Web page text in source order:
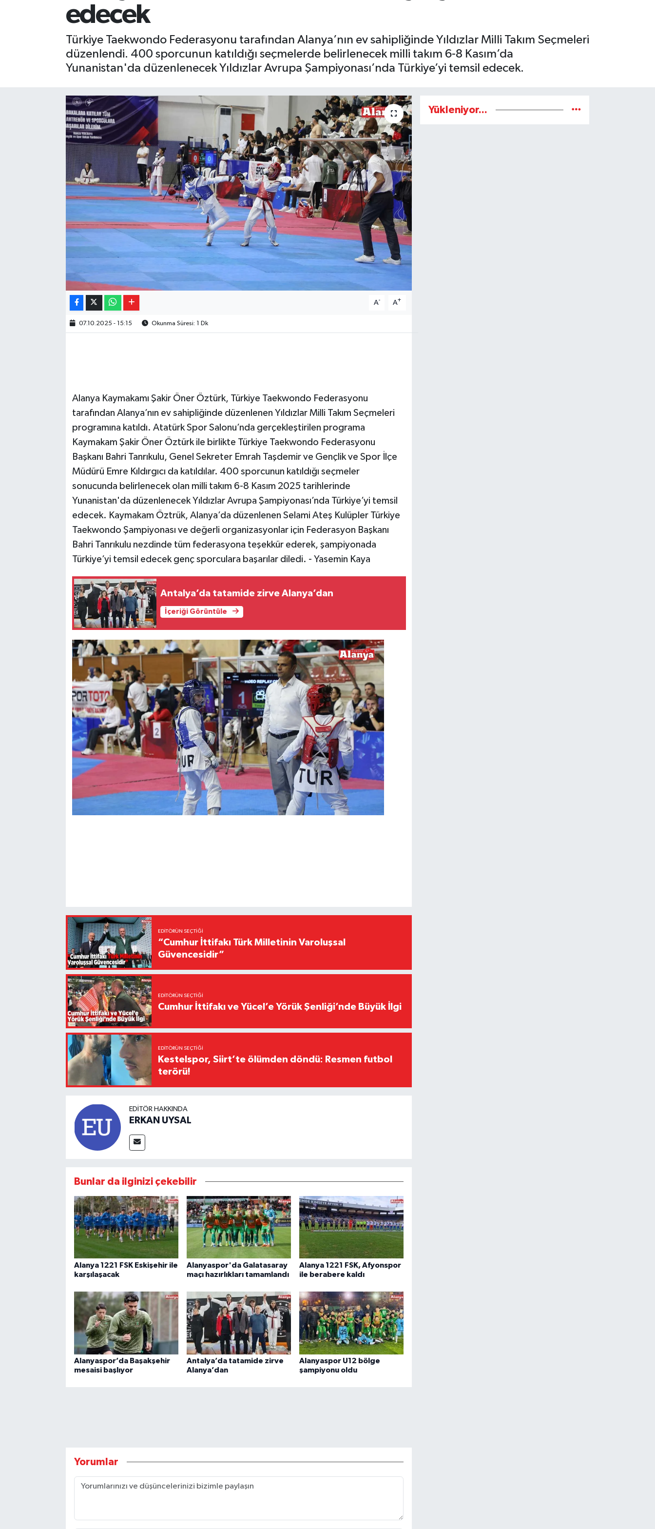
edecek
Türkiye Taekwondo Federasyonu tarafından Alanya’nın ev sahipliğinde Yıldızlar Milli Takım Seçmeleri
düzenlendi. 400 sporcunun katıldığı seçmelerde belirlenecek milli takım 6-8 Kasım’da
Yunanistan'da düzenlenecek Yıldızlar Avrupa Şampiyonası’nda Türkiye’yi temsil edecek.
A- A+
07.10.2025 - 15:15 Okunma Süresi: 1 Dk
Alanya Kaymakamı Şakir Öner Öztürk, Türkiye Taekwondo Federasyonu
tarafından Alanya’nın ev sahipliğinde düzenlenen Yıldızlar Milli Takım Seçmeleri
programına katıldı. Atatürk Spor Salonu’nda gerçekleştirilen programa
Kaymakam Şakir Öner Öztürk ile birlikte Türkiye Taekwondo Federasyonu
Başkanı Bahri Tanrıkulu, Genel Sekreter Emrah Taşdemir ve Gençlik ve Spor İlçe
Müdürü Emre Kıldırgıcı da katıldılar. 400 sporcunun katıldığı seçmeler
sonucunda belirlenecek olan milli takım 6-8 Kasım 2025 tarihlerinde
Yunanistan'da düzenlenecek Yıldızlar Avrupa Şampiyonası’nda Türkiye’yi temsil
edecek. Kaymakam Öztrük, Alanya’da düzenlenen Selami Ateş Kulüpler Türkiye
Taekwondo Şampiyonası ve değerli organizasyonlar için Federasyon Başkanı
Bahri Tanrıkulu nezdinde tüm federasyona teşekkür ederek, şampiyonada
Türkiye’yi temsil edecek genç sporculara başarılar diledi. - Yasemin Kaya
Antalya’da tatamide zirve Alanya’dan
İçeriği Görüntüle
EDITÖRÜN SEÇTIĞI
“Cumhur İttifakı Türk Milletinin Varoluşsal
Güvencesidir”
EDITÖRÜN SEÇTIĞI
Cumhur İttifakı ve Yücel’e Yörük Şenliği’nde Büyük İlgi
EDITÖRÜN SEÇTIĞI
Kestelspor, Siirt’te ölümden döndü: Resmen futbol
terörü!
EDITÖR HAKKINDA
ERKAN UYSAL
Bunlar da ilginizi çekebilir
Alanya 1221 FSK Eskişehir ile
karşılaşacak
Alanyaspor'da Galatasaray
maçı hazırlıkları tamamlandı
Alanya 1221 FSK, Afyonspor
ile berabere kaldı
Alanyaspor’da Başakşehir
mesaisi başlıyor
Antalya’da tatamide zirve
Alanya’dan
Alanyaspor U12 bölge
şampiyonu oldu
Yorumlar
Yükleniyor...
Gizlilik İlkeleri - Privacy Policy